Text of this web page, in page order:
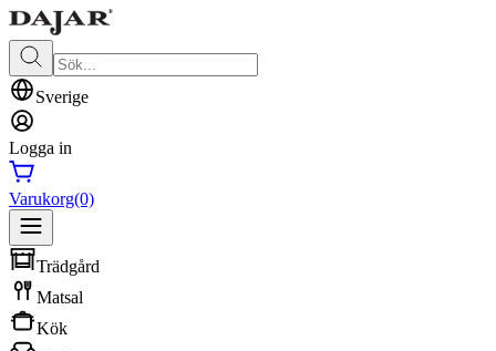
Sverige
Logga in
Varukorg(0)
Trädgård
Matsal
Kök